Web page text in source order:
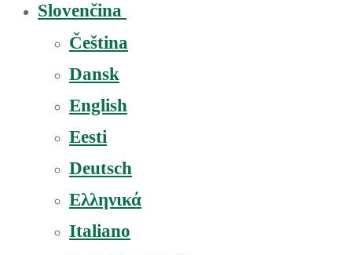
Slovenčina
Čeština
Dansk
English
Eesti
Deutsch
Ελληνικά
Italiano